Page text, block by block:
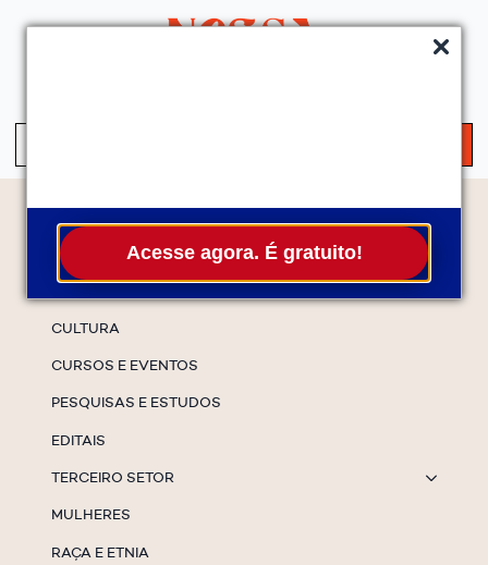
Acesse agora. É gratuito!
Temas
CULTURA
CURSOS E EVENTOS
PESQUISAS E ESTUDOS
EDITAIS
TERCEIRO SETOR
MULHERES
RAÇA E ETNIA